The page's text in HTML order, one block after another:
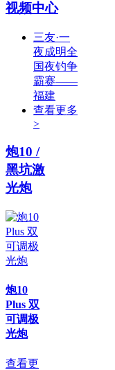
视频中心
三友·一
夜成明全
国夜钓争
霸赛——
福建
查看更多
>
炮10 /
黑坑激
光炮
炮10
Plus 双
可调极
光炮
查看更